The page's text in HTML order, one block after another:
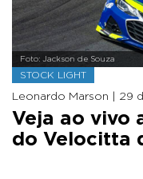
Foto: Jackson de Souza
STOCK LIGHT
Leonardo Marson | 29
Veja ao vivo
do Velocitta